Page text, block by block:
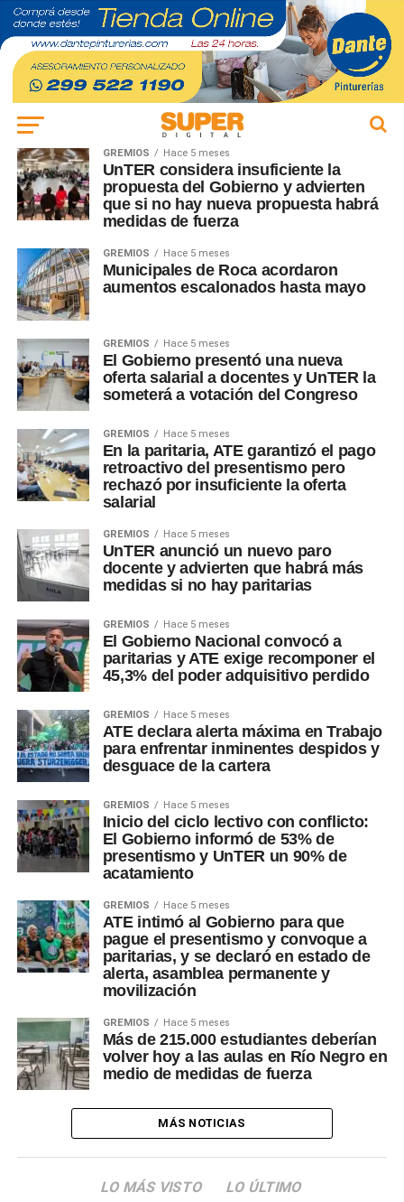
GREMIOS Hace 5 meses
UnTER considera insuficiente la
propuesta del Gobierno y advierten
que si no hay nueva propuesta habrá
medidas de fuerza
GREMIOS Hace 5 meses
Municipales de Roca acordaron
aumentos escalonados hasta mayo
GREMIOS Hace 5 meses
El Gobierno presentó una nueva
oferta salarial a docentes y UnTER la
someterá a votación del Congreso
GREMIOS Hace 5 meses
En la paritaria, ATE garantizó el pago
retroactivo del presentismo pero
rechazó por insuficiente la oferta
salarial
GREMIOS Hace 5 meses
UnTER anunció un nuevo paro
docente y advierten que habrá más
medidas si no hay paritarias
GREMIOS Hace 5 meses
El Gobierno Nacional convocó a
paritarias y ATE exige recomponer el
45,3% del poder adquisitivo perdido
GREMIOS Hace 5 meses
ATE declara alerta máxima en Trabajo
para enfrentar inminentes despidos y
desguace de la cartera
GREMIOS Hace 5 meses
Inicio del ciclo lectivo con conflicto:
El Gobierno informó de 53% de
presentismo y UnTER un 90% de
acatamiento
GREMIOS Hace 5 meses
ATE intimó al Gobierno para que
pague el presentismo y convoque a
paritarias, y se declaró en estado de
alerta, asamblea permanente y
movilización
GREMIOS Hace 5 meses
Más de 215.000 estudiantes deberían
volver hoy a las aulas en Río Negro en
medio de medidas de fuerza
MÁS NOTICIAS
LO MÁS VISTO LO ÚLTIMO